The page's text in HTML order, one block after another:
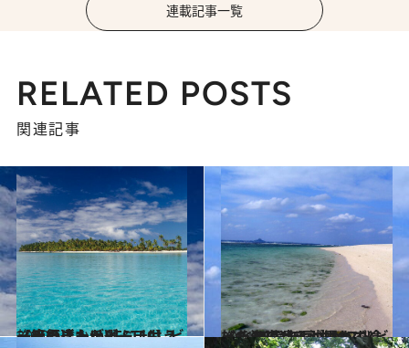
連載記事一覧
RELATED POSTS
関連記事
2020.5.2
【絶景ビーチBEST10】ビーチの達人が選ぶ、もう一度行きたいビーチは？
旅＆お出かけ 2021.12.31
《北海道から沖縄まで》 ビーチの達人が思わず唸った 2021年国内ベストビーチ10選！
旅＆お出かけ